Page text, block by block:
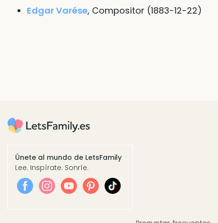
Edgar Varése, Compositor (1883-12-22)
Únete al mundo de LetsFamily
Lee. Inspírate. Sonríe.